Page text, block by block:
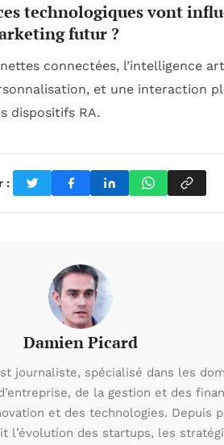
technologiques vont
futur ?
connectées, l’intelligence
et une interaction
dispositifs RA.
:
Damien Picard
journaliste, spécialisé dans les
de la gestion et des
et des technologies. Depuis
l’évolution des startups, les